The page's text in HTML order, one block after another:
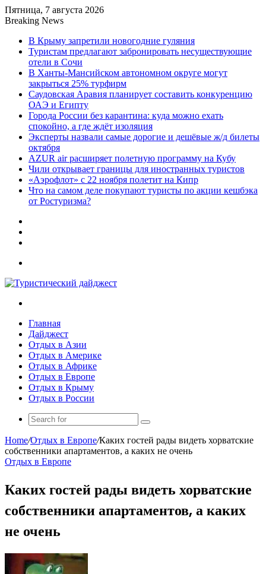
Пятница, 7 августа 2026
Breaking News
В Крыму запретили новогодние гуляния
Туристам предлагают забронировать несуществующие
отели в Сочи
В Ханты-Мансийском автономном округе могут
закрыться 25% турфирм
Саудовская Аравия планирует составить конкуренцию
ОАЭ и Египту
Города России без карантина: куда можно ехать
спокойно, а где ждёт изоляция
Эксперты назвали самые дорогие и дешёвые ж/д билеты
октября
AZUR air расширяет полетную программу на Кубу
Чили открывает границы для иностранных туристов
«Аэрофлот» с 22 ноября полетит на Кипр
Что на самом деле покупают туристы по акции кешбэка
от Ростуризма?
Главная
Дайджест
Отдых в Азии
Отдых в Америке
Отдых в Африке
Отдых в Европе
Отдых в Крыму
Отдых в России
Search
for
Home/Отдых в Европе/Каких гостей рады видеть хорватские
собственники апартаментов, а каких не очень
Отдых в Европе
Каких гостей рады видеть хорватские
собственники апартаментов, а каких
не очень